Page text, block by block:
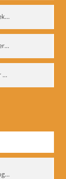
Internationales Theater Labor Projekt: Play Don Juan
„Karlsson vom Dach“ am Theater der Satire, Moskau 1985
„Warten auf Godot“ am Theater der Saire, Moskau 1980er
Phoenix Ensemble und Gennadij Bogdanow; BM-img-105-9